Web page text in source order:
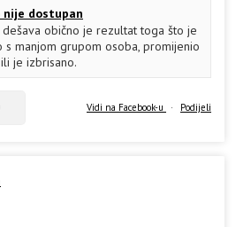
dostupan
obično je rezultat toga što je
manjom grupom osoba, promijenio
je izbrisano.
Vidi na Facebook-u · Podijeli